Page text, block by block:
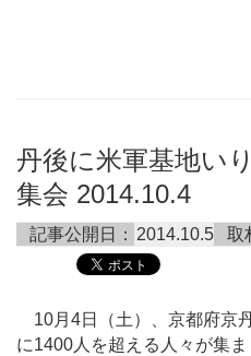
丹後に米軍基地い
集会 2014.10.4
記事公開日： 2014.10.5 取
10月4日（土）、京都府京
に1400人を超える人々が集